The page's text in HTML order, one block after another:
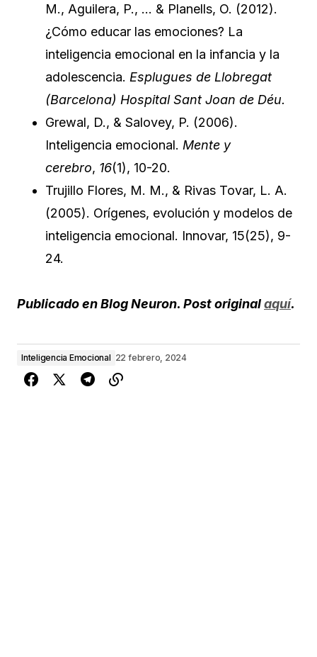
M., Aguilera, P., … & Planells, O. (2012).
¿Cómo educar las emociones? La
inteligencia emocional en la infancia y la
adolescencia. Esplugues de Llobregat
(Barcelona) Hospital Sant Joan de Déu.
Grewal, D., & Salovey, P. (2006).
Inteligencia emocional. Mente y
cerebro, 16(1), 10-20.
Trujillo Flores, M. M., & Rivas Tovar, L. A.
(2005). Orígenes, evolución y modelos de
inteligencia emocional. Innovar, 15(25), 9-
24.
Publicado en Blog Neuron. Post originalaquí.
Inteligencia Emocional 22 febrero, 2024